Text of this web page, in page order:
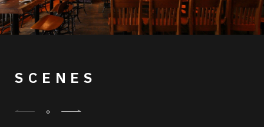
SCENES